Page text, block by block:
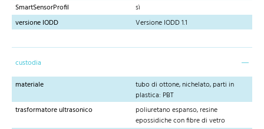
SmartSensorProfil
sì
versione IODD
Versione IODD 1.1
custodia
materiale
tubo di ottone, nichelato, parti in
plastica: PBT
trasformatore ultrasonico
poliuretano espanso, resine
epossidiche con fibre di vetro